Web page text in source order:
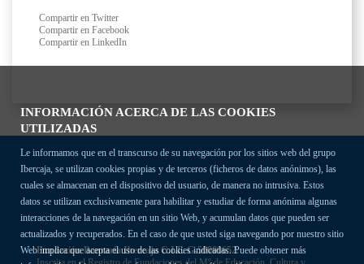
INFORMACIÓN ACERCA DE LAS COOKIES
UTILIZADAS
Le informamos que en el transcurso de su navegación por los sitios web del grupo
Ibercaja, se utilizan cookies propias y de terceros (ficheros de datos anónimos), las
cuales se almacenan en el dispositivo del usuario, de manera no intrusiva. Estos
datos se utilizan exclusivamente para habilitar y estudiar de forma anónima algunas
interacciones de la navegación en un sitio Web, y acumulan datos que pueden ser
actualizados y recuperados. En el caso de que usted siga navegando por nuestro sitio
Web implica que acepta el uso de las cookies indicadas. Puede obtener más
Compartir en Twitter
Compartir en Facebook
Compartir en LinkedIn
Fundación Bancaria Ibercaja C.I.F. G-50000652.